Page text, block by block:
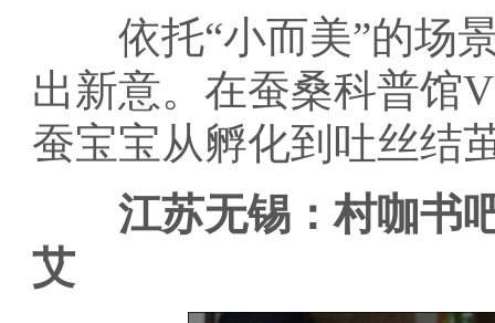
依托“小而美”的场景
出新意。在蚕桑科普馆
蚕宝宝从孵化到吐丝结
江苏无锡：村咖书
艾